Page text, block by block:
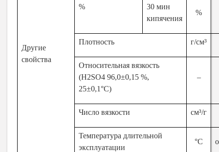
Другие
свойства
%
30 мин
кипячения
%
Плотность г/см³
Относительная вязкость
(H2SO4 96,0±0,15 %,
25±0,1°С)
–
Число вязкости см³/г
Температура длительной
эксплуатации
°C